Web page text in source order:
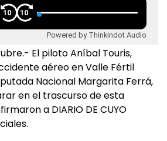
10 10
Powered by Thinkindot Audio
El piloto Aníbal Touris,
aéreo en Valle Fértil
Nacional Margarita Ferrá,
en el trascurso de esta
a DIARIO DE CUYO